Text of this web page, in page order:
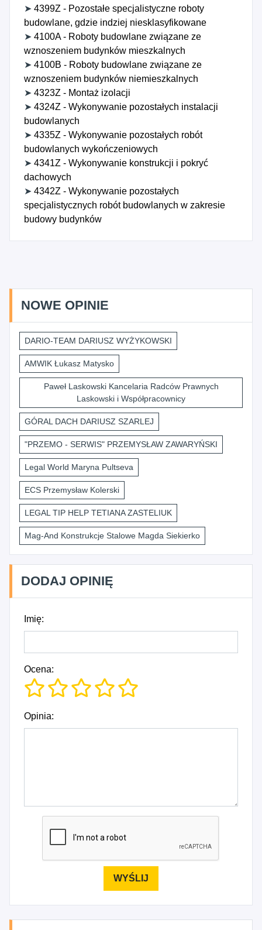
➤ 4399Z - Pozostałe specjalistyczne roboty
budowlane, gdzie indziej niesklasyfikowane
➤ 4100A - Roboty budowlane związane ze
wznoszeniem budynków mieszkalnych
➤ 4100B - Roboty budowlane związane ze
wznoszeniem budynków niemieszkalnych
➤ 4323Z - Montaż izolacji
➤ 4324Z - Wykonywanie pozostałych instalacji
budowlanych
➤ 4335Z - Wykonywanie pozostałych robót
budowlanych wykończeniowych
➤ 4341Z - Wykonywanie konstrukcji i pokryć
dachowych
➤ 4342Z - Wykonywanie pozostałych
specjalistycznych robót budowlanych w zakresie
budowy budynków
NOWE OPINIE
DARIO-TEAM DARIUSZ WYŻYKOWSKI
AMWIK Łukasz Matysko
Paweł Laskowski Kancelaria Radców Prawnych
Laskowski i Współpracownicy
GÓRAL DACH DARIUSZ SZARLEJ
"PRZEMO - SERWIS" PRZEMYSŁAW ZAWARYŃSKI
Legal World Maryna Pultseva
ECS Przemysław Kolerski
LEGAL TIP HELP TETIANA ZASTELIUK
Mag-And Konstrukcje Stalowe Magda Siekierko
DODAJ OPINIĘ
Imię:
Ocena:
Opinia: